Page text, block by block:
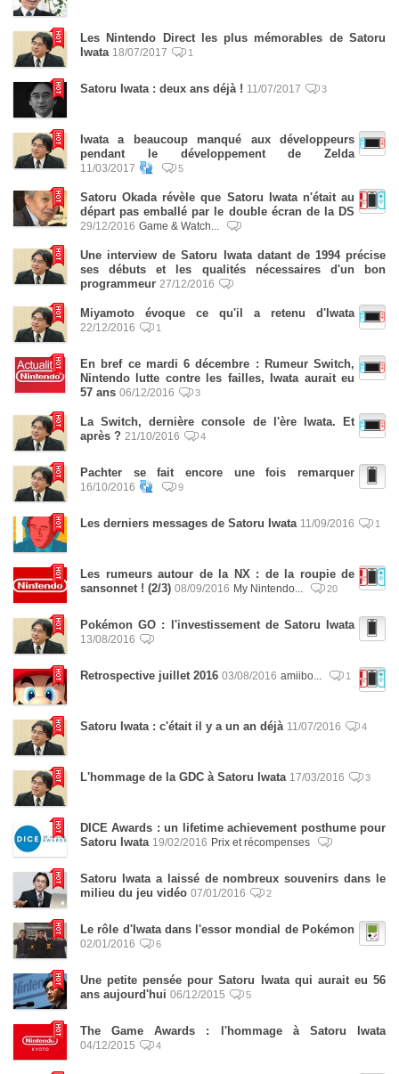
Les Nintendo Direct les plus mémorables de Satoru
Iwata 18/07/2017 1
Satoru Iwata : deux ans déjà ! 11/07/2017 3
Iwata a beaucoup manqué aux développeurs
pendant le développement de Zelda
11/03/2017 5
Satoru Okada révèle que Satoru Iwata n'était au
départ pas emballé par le double écran de la DS
29/12/2016 Game & Watch...
Une interview de Satoru Iwata datant de 1994 précise
ses débuts et les qualités nécessaires d'un bon
programmeur 27/12/2016
Miyamoto évoque ce qu'il a retenu d'Iwata
22/12/2016 1
En bref ce mardi 6 décembre : Rumeur Switch,
Nintendo lutte contre les failles, Iwata aurait eu
57 ans 06/12/2016 3
La Switch, dernière console de l'ère Iwata. Et
après ? 21/10/2016 4
Pachter se fait encore une fois remarquer
16/10/2016 9
Les derniers messages de Satoru Iwata 11/09/2016 1
Les rumeurs autour de la NX : de la roupie de
sansonnet ! (2/3) 08/09/2016 My Nintendo... 20
Pokémon GO : l'investissement de Satoru Iwata
13/08/2016
Retrospective juillet 2016 03/08/2016 amiibo... 1
Satoru Iwata : c'était il y a un an déjà 11/07/2016 4
L'hommage de la GDC à Satoru Iwata 17/03/2016 3
DICE Awards : un lifetime achievement posthume pour
Satoru Iwata 19/02/2016 Prix et récompenses
Satoru Iwata a laissé de nombreux souvenirs dans le
milieu du jeu vidéo 07/01/2016 2
Le rôle d'Iwata dans l'essor mondial de Pokémon
02/01/2016 6
Une petite pensée pour Satoru Iwata qui aurait eu 56
ans aujourd'hui 06/12/2015 5
The Game Awards : l'hommage à Satoru Iwata
04/12/2015 4